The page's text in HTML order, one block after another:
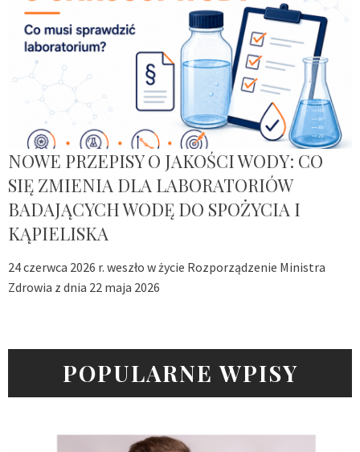
NOWE PRZEPISY O JAKOŚCI WODY: CO
SIĘ ZMIENIA DLA LABORATORIÓW
BADAJĄCYCH WODĘ DO SPOŻYCIA I
KĄPIELISKA
24 czerwca 2026 r. weszło w życie Rozporządzenie Ministra
Zdrowia z dnia 22 maja 2026
POPULARNE WPISY